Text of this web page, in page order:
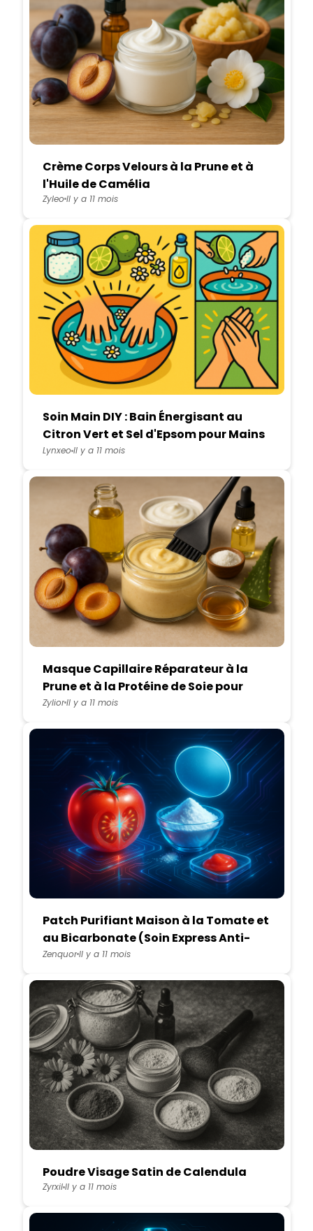
Crème Corps Velours à la Prune et à
l'Huile de Camélia
ZyleoIl y a 11 mois
Soin Main DIY : Bain Énergisant au
Citron Vert et Sel d'Epsom pour Mains
Fatiguées
LynxeoIl y a 11 mois
Masque Capillaire Réparateur à la
Prune et à la Protéine de Soie pour
Cheveux Abîmés
ZyliorIl y a 11 mois
Patch Purifiant Maison à la Tomate et
au Bicarbonate (Soin Express Anti-
Boutons)
ZenquorIl y a 11 mois
Poudre Visage Satin de Calendula
ZyrxilIl y a 11 mois